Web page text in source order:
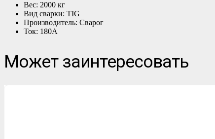
Вес: 2000 кг
Вид сварки: TIG
Производитель: Сварог
Ток: 180А
Может заинтересовать